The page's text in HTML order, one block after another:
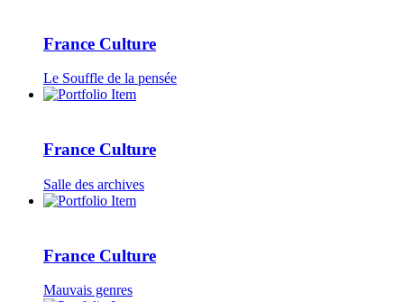
France Culture
Le Souffle de la pensée
France Culture
Salle des archives
France Culture
Mauvais genres